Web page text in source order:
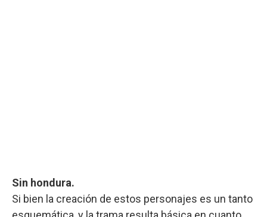
Sin hondura.
Si bien la creación de estos personajes es un tanto